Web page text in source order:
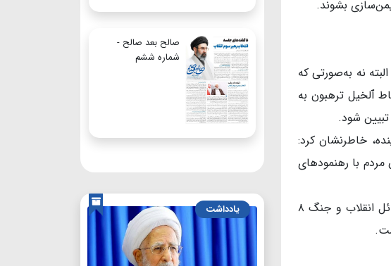
بشوند.
نه به‌صورتی که
ٱلخیل ترهبون به
شود.
خاطرنشان کرد:
با رهنمودهای
وی افزود: شما نیز باید جنگ روانی فعالانه علیه دشمن داشته باشید؛ چراکه امکانات ما نسبت به اوائل انقلاب و جنگ ۸
صالح بعد صالح -
شماره ششم
یادداشت